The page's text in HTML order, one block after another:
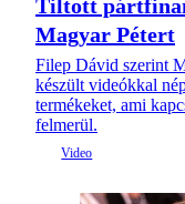
Tiltott
Magyar Pétert
Filep Dávid szerint
készült videókkal
termékeket, ami
felmerül.